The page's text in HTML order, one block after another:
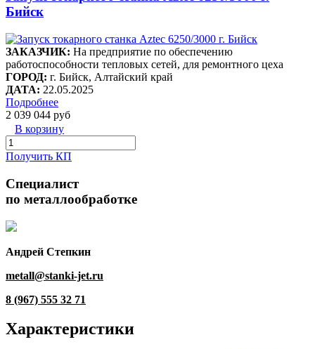
Бийск
ЗАКАЗЧИК: На предприятие по обеспечению
работоспособности тепловых сетей, для ремонтного цеха
ГОРОД: г. Бийск, Алтайский край
ДАТА: 22.05.2025
Подробнее
2 039 044 руб
В корзину
Получить КП
Специалист
по металлообработке
Андрей Степкин
metall@stanki-jet.ru
8 (967) 555 32 71
Характеристики